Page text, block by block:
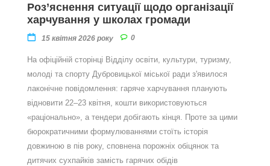
Роз’яснення ситуації щодо організації
харчування у школах громади
15 квітня 2026 року 0
На офіційній сторінці Відділу освіти, культури, туризму,
молоді та спорту Дубровицької міської ради з'явилося
лаконічне повідомлення: гаряче харчування планують
відновити 22–23 квітня, кошти використовуються
«раціонально», а тендери добігають кінця. Проте за цими
бюрократичними формулюваннями стоїть історія
довжиною в пів року, сповнена порожніх обіцянок та
дитячих сухпайків замість гарячих обідів